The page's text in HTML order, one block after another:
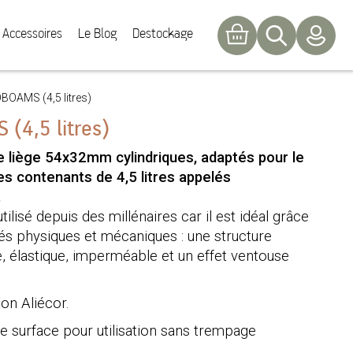
Accessoires Le Blog Destockage
(4,5 litres)
(4,5 litres)
liège 54x32mm cylindriques, adaptés pour le
contenants de 4,5 litres appelés
depuis des millénaires car il est idéal grâce
physiques et mécaniques : une structure
élastique, imperméable et un effet ventouse
Aliécor.
surface pour utilisation sans trempage